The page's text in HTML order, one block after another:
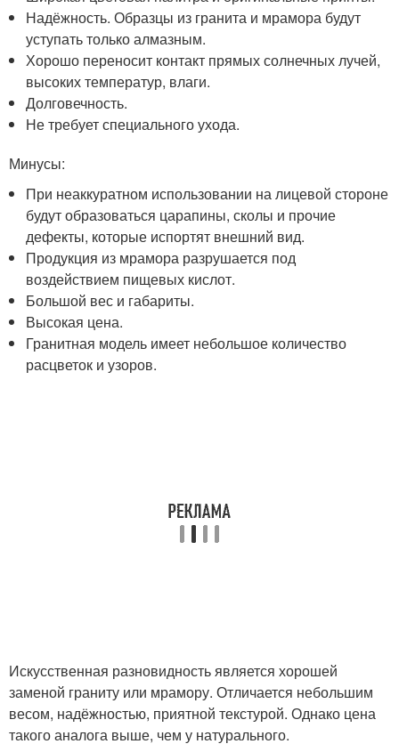
Надёжность. Образцы из гранита и мрамора будут
уступать только алмазным.
Хорошо переносит контакт прямых солнечных лучей,
высоких температур, влаги.
Долговечность.
Не требует специального ухода.
Минусы:
При неаккуратном использовании на лицевой стороне
будут образоваться царапины, сколы и прочие
дефекты, которые испортят внешний вид.
Продукция из мрамора разрушается под
воздействием пищевых кислот.
Большой вес и габариты.
Высокая цена.
Гранитная модель имеет небольшое количество
расцветок и узоров.
Искусственная разновидность является хорошей
заменой граниту или мрамору. Отличается небольшим
весом, надёжностью, приятной текстурой. Однако цена
такого аналога выше, чем у натурального.